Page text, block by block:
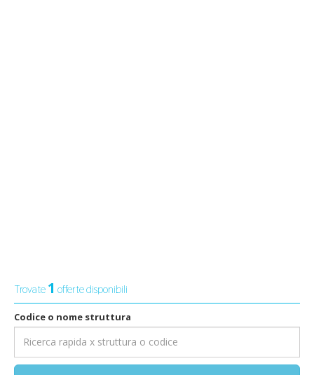
Trovate1 offerte disponibili
Codice o nome struttura